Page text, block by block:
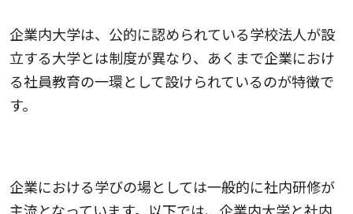
企業内大学は、公的に認められている学校法人が設
立する大学とは制度が異なり、あくまで企業におけ
る社員教育の一環として設けられているのが特徴で
す。
企業における学びの場としては一般的に社内研修が